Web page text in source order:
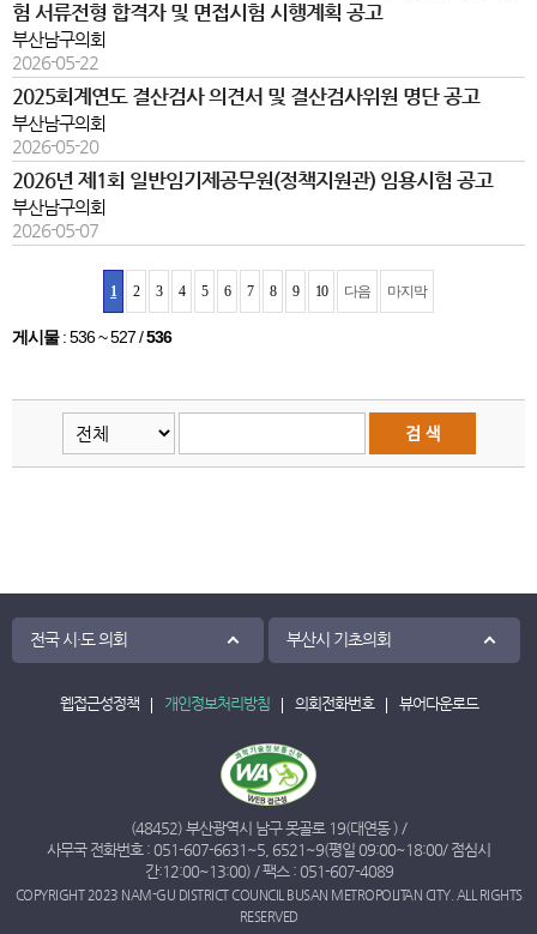
험 서류전형 합격자 및 면접시험 시행계획 공고
부산남구의회
2026-05-22
2025회계연도 결산검사 의견서 및 결산검사위원 명단 공고
부산남구의회
2026-05-20
2026년 제1회 일반임기제공무원(정책지원관) 임용시험 공고
부산남구의회
2026-05-07
1 2 3 4 5 6 7 8 9 10 다음 마지막
게시물: 536 ~ 527 /536
전국 시·도 의회 부산시 기초의회
웹접근성정책 개인정보처리방침 의회전화번호 뷰어다운로드
(48452) 부산광역시 남구 못골로 19(대연동 ) /
사무국 전화번호 : 051-607-6631 ~5 6521 ~9(평일 09:00~18:00/ 점심시
간:12:00~13:00) / 팩스 : 051-607-4089
COPYRIGHT 2023 NAM-GU DISTRICT COUNCIL BUSAN METROPOLITAN CITY. ALL RIGHTS
RESERVED